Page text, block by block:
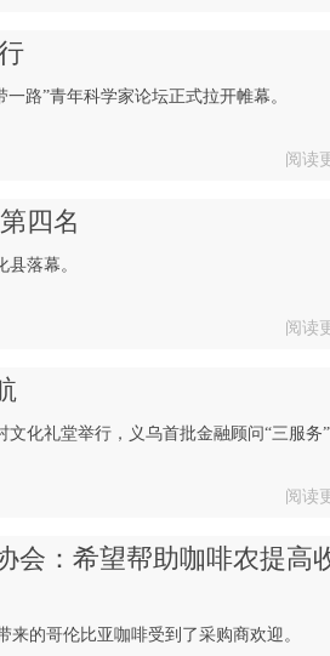
路”青年科学家论坛正式拉开帷幕。
阅读
四名
落幕。
阅读
化礼堂举行，义乌首批金融顾问“三服务”
阅读
会：希望帮助咖啡农提高
的哥伦比亚咖啡受到了采购商欢迎。